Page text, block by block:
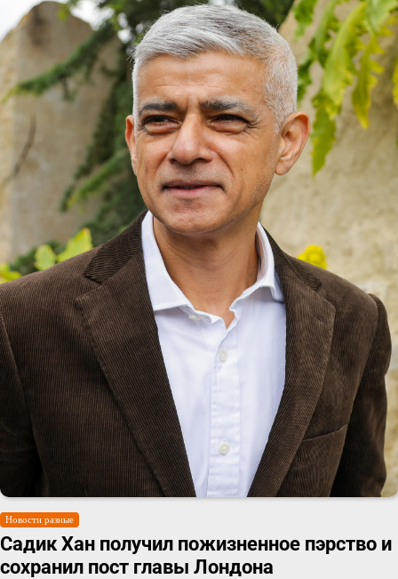
Новости разные
Садик Хан получил пожизненное пэрство и
сохранил пост главы Лондона